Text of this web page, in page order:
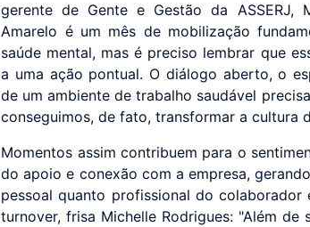
gerente de Gente e Gestão da ASSERJ,
Amarelo é um mês de mobilização
saúde mental, mas é preciso lembrar que
a uma ação pontual. O diálogo aberto, o
de um ambiente de trabalho saudável
conseguimos, de fato, transformar a cultura
Momentos assim contribuem para o
do apoio e conexão com a empresa,
pessoal quanto profissional do
turnover, frisa Michelle Rodrigues: "Além de